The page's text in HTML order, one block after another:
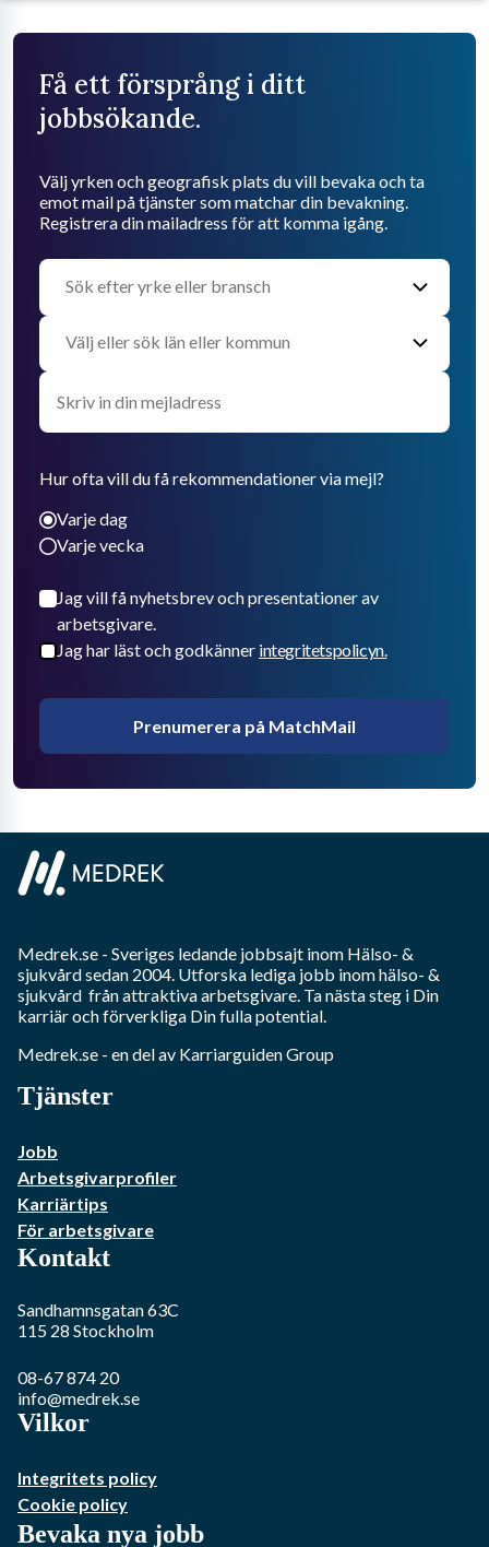
Få ett försprång i ditt
jobbsökande.
Välj yrken och geografisk plats du vill bevaka och ta
emot mail på tjänster som matchar din bevakning.
Registrera din mailadress för att komma igång.
Hur ofta vill du få rekommendationer via mejl?
Varje dag
Varje vecka
Jag vill få nyhetsbrev och presentationer av
arbetsgivare.
Jag har läst och godkänner integritetspolicyn.
Prenumerera på MatchMail
Medrek.se - Sveriges ledande jobbsajt inom Hälso- &
sjukvårdsedan 2004. Utforska lediga jobb inomhälso- &
sjukvård från attraktiva arbetsgivare. Ta nästa steg i Din
karriär och förverkliga Din fulla potential.
Medrek.se - en del av Karriarguiden Group
Tjänster
Jobb
Arbetsgivarprofiler
Karriärtips
För arbetsgivare
Kontakt
Sandhamnsgatan 63C
115 28 Stockholm
08-67 874 20
info@medrek.se
Vilkor
Integritets policy
Cookie policy
Bevaka nya jobb